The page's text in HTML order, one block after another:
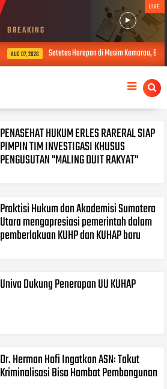
BREAKING
LIVE
AUG 07, 2026 Setetes Harapan di Musim Kemarau,
PENASEHAT HUKUM ERLES RARERAL SIAP
PIMPIN TIM INVESTIGASI KHUSUS
PENGUSUTAN "MALING DUIT RAKYAT"
Praktisi Hukum dan Akademisi Sumatera
Utara mengapresiasi pemerintah dalam
pemberlakuan KUHP dan KUHAP baru
Univa Dukung Penerapan UU KUHAP
Dr. Herman Hofi Ingatkan ASN: Takut
Kriminalisasi Bisa Hambat Pembangunan